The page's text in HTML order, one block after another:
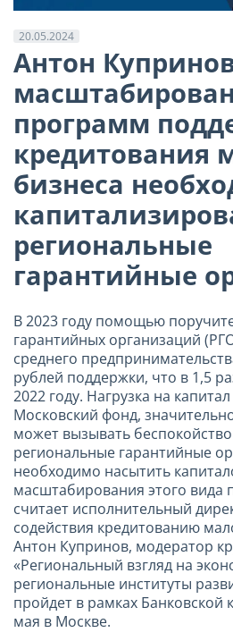
20.05.2024
Антон
программ
кредитования
бизнеса
региональные
гарантийные
В 2023 году помощью
гарантийных организаций
среднего
рублей поддержки, что в 1,5
2022 году. Нагрузка на
Московский фонд,
может вызывать
региональные гарантийные
необходимо насытить
масштабирования этого вида
считает исполнительный
содействия кредитованию
Антон Купринов, модератор
«Региональный взгляд на
региональные институты
пройдет в рамках
мая в Москве.